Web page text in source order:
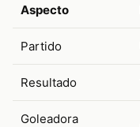
Aspecto
Partido
Resultado
Goleadora